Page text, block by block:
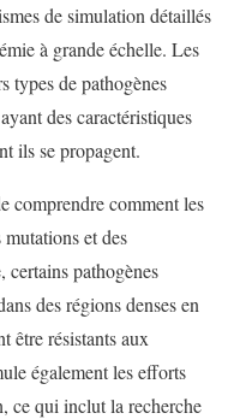
de simulation détaillés
à grande échelle. Les
types de pathogènes
des caractéristiques
ils se propagent.
comprendre comment les
et des
certains pathogènes
des régions denses en
être résistants aux
également les efforts
ce qui inclut la recherche